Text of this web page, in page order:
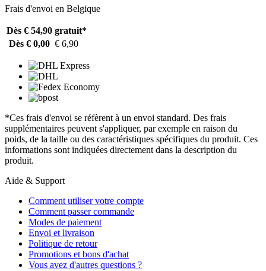
Frais d'envoi en Belgique
Dès € 54,90 gratuit*
Dès € 0,00 € 6,90
*Ces frais d'envoi se réfèrent à un envoi standard. Des frais
supplémentaires peuvent s'appliquer, par exemple en raison du
poids, de la taille ou des caractéristiques spécifiques du produit. Ces
informations sont indiquées directement dans la description du
produit.
Aide & Support
Comment utiliser votre compte
Comment passer commande
Modes de paiement
Envoi et livraison
Politique de retour
Promotions et bons d'achat
Vous avez d'autres questions ?